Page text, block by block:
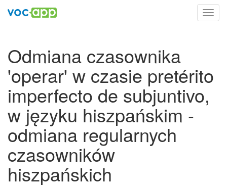
Odmiana czasownika
'operar' w czasie pretérito
imperfecto de subjuntivo,
w języku hiszpańskim -
odmiana regularnych
czasowników
hiszpańskich